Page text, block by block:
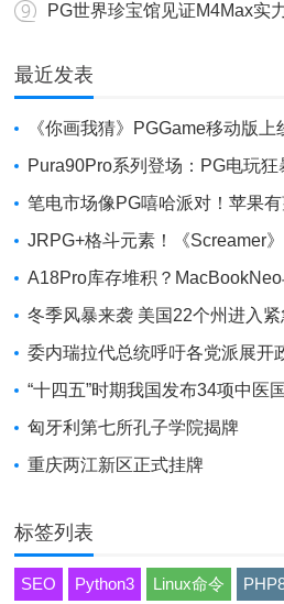
最近发表
《你画我猜》PGGame移动版上
平台互动新玩法
Pura90Pro系列登场：PG电玩狂
旗舰性能升级
笔电市场像PG嘻哈派对！苹果
尔进前三
JRPG+格斗元素！《Screamer
讯手游新焦点
A18Pro库存堆积？
火焰狂潮意外同框
冬季风暴来袭 美国22个州进入
委内瑞拉代总统呼吁各党派展开
“十四五”时期我国发布34项中医
匈牙利第七所孔子学院揭牌
重庆两江新区正式挂牌
标签列表
SEO Python3 Linux命令